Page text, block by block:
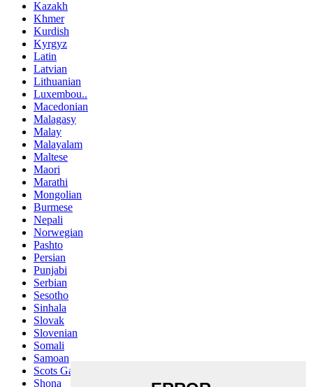
Kazakh
Khmer
Kurdish
Kyrgyz
Latin
Latvian
Lithuanian
Luxembou..
Macedonian
Malagasy
Malay
Malayalam
Maltese
Maori
Marathi
Mongolian
Burmese
Nepali
Norwegian
Pashto
Persian
Punjabi
Serbian
Sesotho
Sinhala
Slovak
Slovenian
Somali
Samoan
Scots Gaelic
Shona